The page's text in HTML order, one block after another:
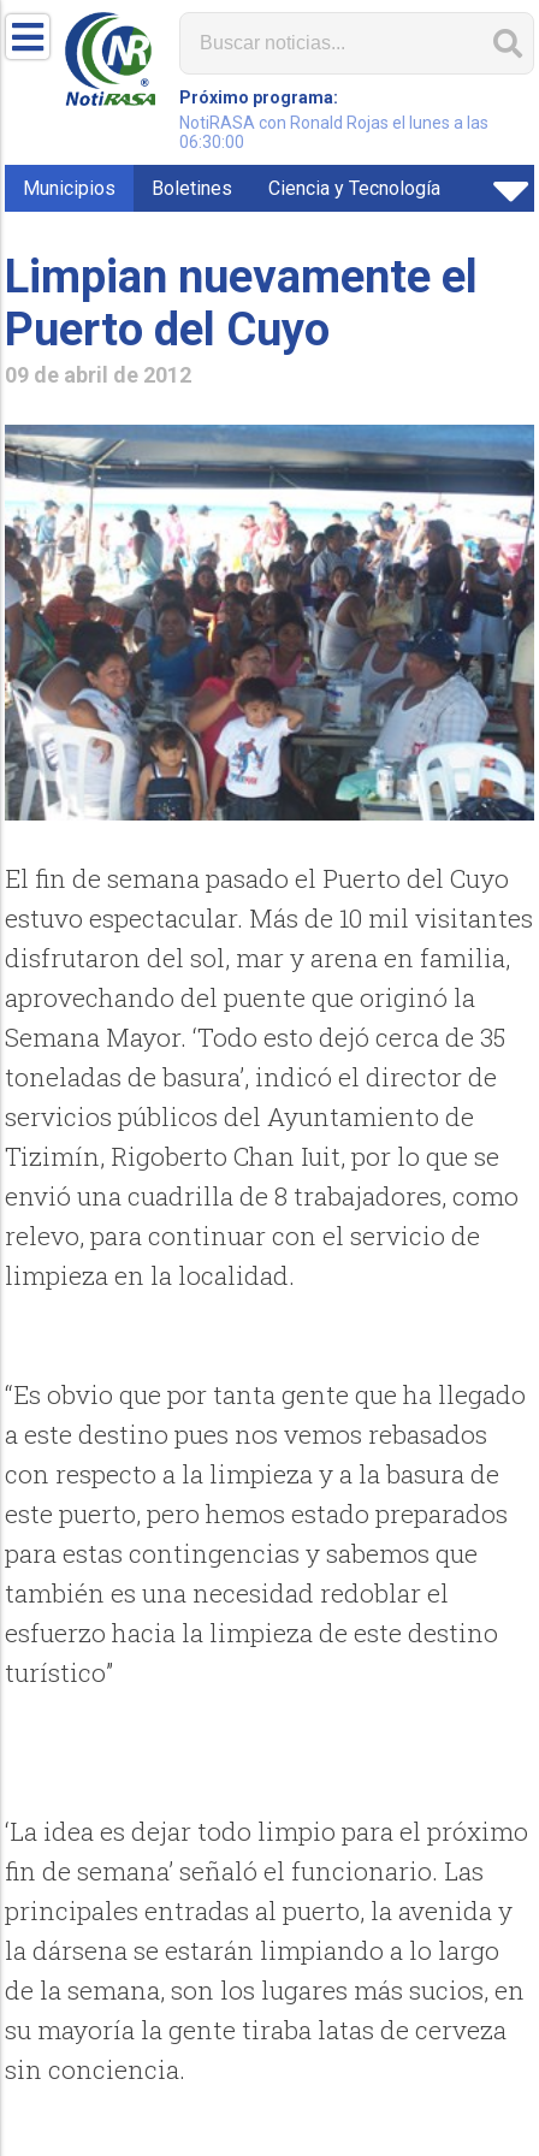
Próximo programa:
NotiRASA con Ronald Rojas el lunes a las
06:30:00
Municipios Boletines Ciencia y Tecnología
Limpian nuevamente el
Puerto del Cuyo
09 de abril de 2012
El fin de semana pasado el Puerto del Cuyo
estuvo espectacular. Más de 10 mil visitantes
disfrutaron del sol, mar y arena en familia,
aprovechando del puente que originó la
Semana Mayor. ‘Todo esto dejó cerca de 35
toneladas de basura’, indicó el director de
servicios públicos del Ayuntamiento de
Tizimín, Rigoberto Chan Iuit, por lo que se
envió una cuadrilla de 8 trabajadores, como
relevo, para continuar con el servicio de
limpieza en la localidad.
“Es obvio que por tanta gente que ha llegado
a este destino pues nos vemos rebasados
con respecto a la limpieza y a la basura de
este puerto, pero hemos estado preparados
para estas contingencias y sabemos que
también es una necesidad redoblar el
esfuerzo hacia la limpieza de este destino
turístico”
‘La idea es dejar todo limpio para el próximo
fin de semana’ señaló el funcionario. Las
principales entradas al puerto, la avenida y
la dársena se estarán limpiando a lo largo
de la semana, son los lugares más sucios, en
su mayoría la gente tiraba latas de cerveza
sin conciencia.